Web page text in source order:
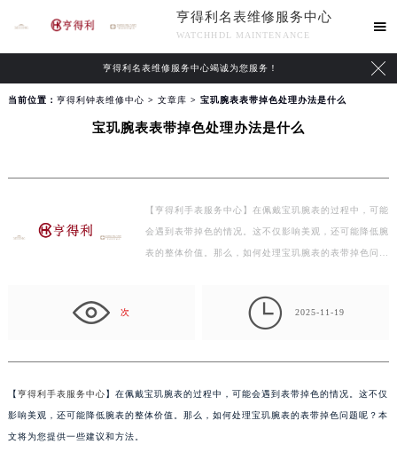
亨得利名表维修服务中心
WATCHHDL MAINTENANCE

亨得利名表维修服务中心竭诚为您服务！ 
当前位置： 亨得利钟表维修中心 > 文章库 > 宝玑腕表表带掉色处理办法是什么
宝玑腕表表带掉色处理办法是什么
【亨得利手表服务中心】在佩戴宝玑腕表的过程中，可能
会遇到表带掉色的情况。这不仅影响美观，还可能降低腕
表的整体价值。那么，如何处理宝玑腕表的表带掉色问…
次  2025-11-19
【亨得利手表服务中心】在佩戴宝玑腕表的过程中，可能会遇到表带掉色的情况。这不仅
影响美观，还可能降低腕表的整体价值。那么，如何处理宝玑腕表的表带掉色问题呢？本
文将为您提供一些建议和方法。